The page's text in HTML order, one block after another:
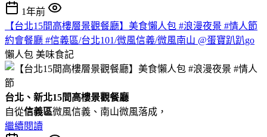
1年前
【台北15間高樓層景觀餐廳】美食懶人包 #浪漫夜景 #情人節
約會餐廳 #信義區/台北101/微風信義/微風南山 @蛋寶趴趴go
懶人包 美味食記
台北、新北15間高樓景觀餐廳
自從信義區微風信義、南山微風落成，
繼續閱讀